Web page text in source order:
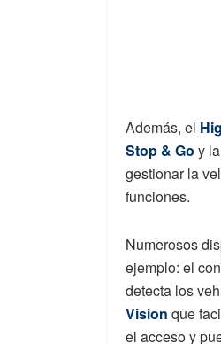
Además, el
Stop & Go y
gestionar la
funciones.
Numerosos
ejemplo: el
detecta los
Vision que
el acceso y